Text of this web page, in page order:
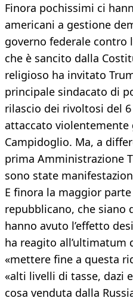
Finora pochissimi ci
americani a gestione
governo federale contro
che è sancito dalla
religioso ha invitato
principale sindacato di
rilascio dei rivoltosi del
attaccato violentemente
Campidoglio. Ma, a
prima Amministrazione
sono state
E finora la maggior
repubblicano, che siano
hanno avuto l’effetto
ha reagito all’ultimatum
«mettere fine a questa
«alti livelli di tasse, dazi
cosa venduta dalla